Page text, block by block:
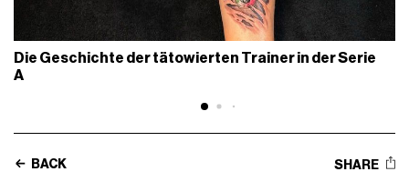
Die Geschichte der tätowierten Trainer in der Serie
A
BACK SHARE